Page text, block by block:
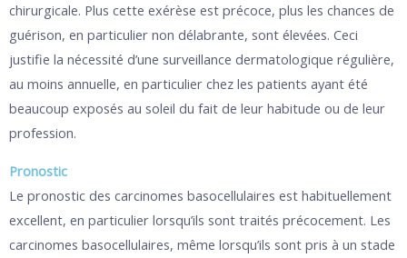
chirurgicale. Plus cette exérèse est précoce, plus les chances de
guérison, en particulier non délabrante, sont élevées. Ceci
justifie la nécessité d’une surveillance dermatologique régulière,
au moins annuelle, en particulier chez les patients ayant été
beaucoup exposés au soleil du fait de leur habitude ou de leur
profession.
Pronostic
Le pronostic des carcinomes basocellulaires est habituellement
excellent, en particulier lorsqu’ils sont traités précocement. Les
carcinomes basocellulaires, même lorsqu’ils sont pris à un stade